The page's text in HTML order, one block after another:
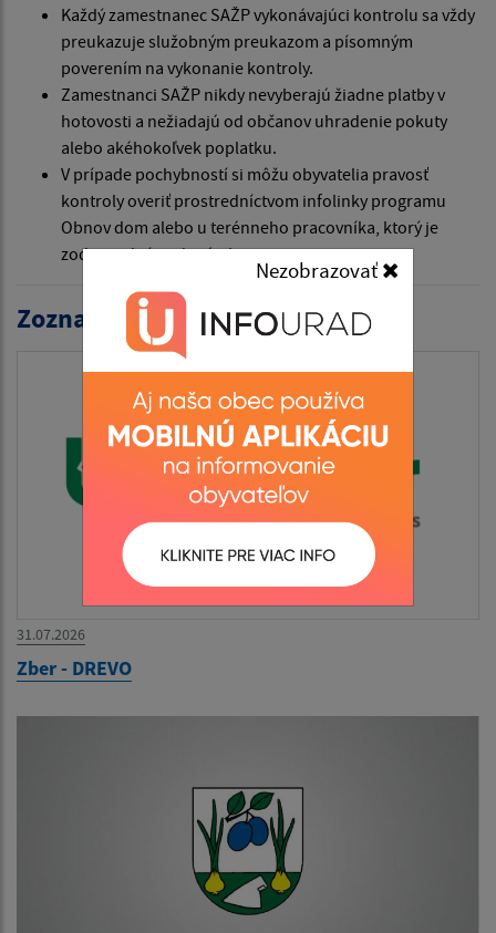
Nezobrazovať
Každý zamestnanec SAŽP vykonávajúci kontrolu sa vždy
preukazuje služobným preukazom a písomným
poverením na vykonanie kontroly.
Zamestnanci SAŽP nikdy nevyberajú žiadne platby v
hotovosti a nežiadajú od občanov uhradenie pokuty
alebo akéhokoľvek poplatku.
V prípade pochybností si môžu obyvatelia pravosť
kontroly overiť prostredníctvom infolinky programu
Obnov dom alebo u terénneho pracovníka, ktorý je
zodpovedný za danú obec.
Zoznam aktualít:
31.07.2026
Zber - DREVO